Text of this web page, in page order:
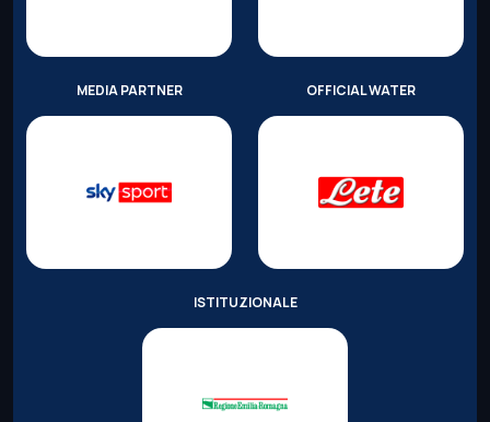
MEDIA PARTNER OFFICIAL WATER
ISTITUZIONALE